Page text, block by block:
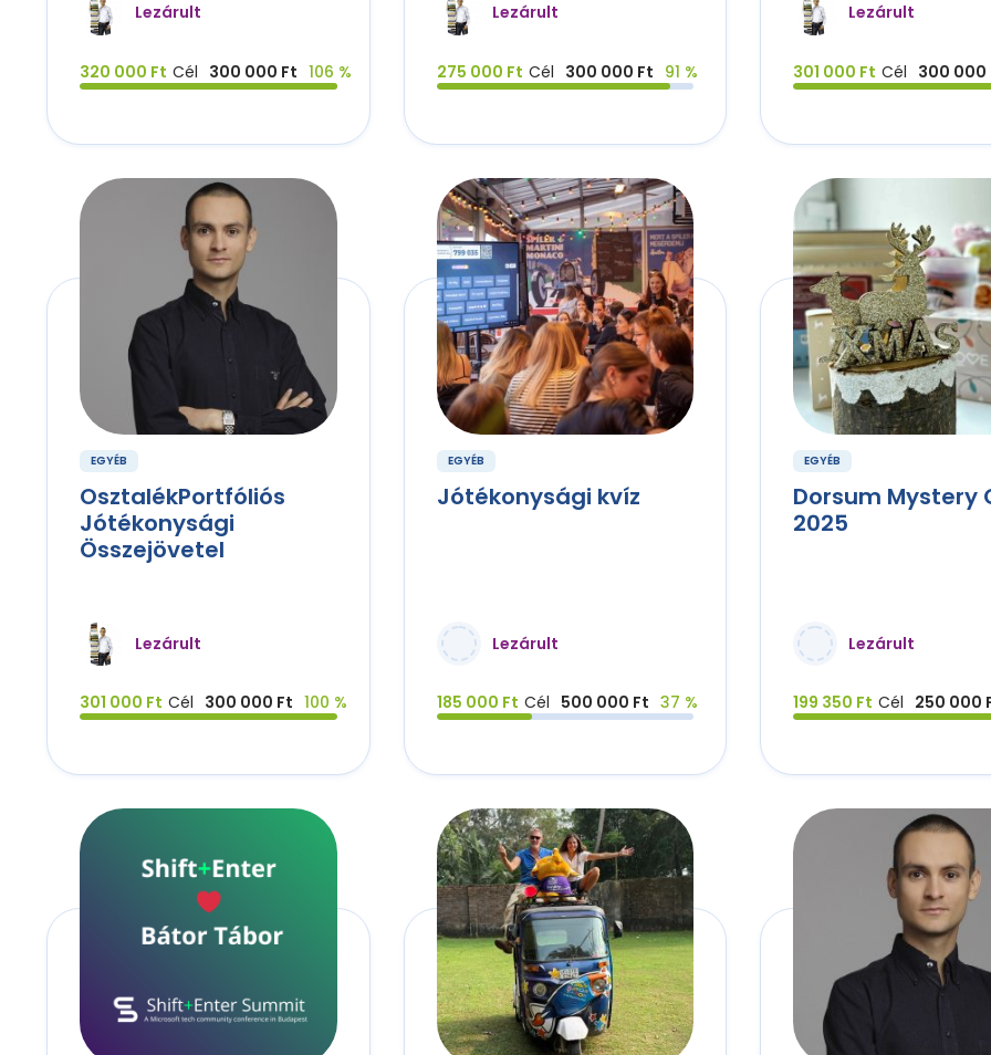
Lezárult
320 000 Ft Cél 300 000 Ft 106 %
Lezárult
275 000 Ft Cél 300 000 Ft 91 %
Lezárult
301 000 Ft Cél 300 000
EGYÉB
OsztalékPortfóliós
Jótékonysági
Összejövetel
Lezárult
301 000 Ft Cél 300 000 Ft 100 %
EGYÉB
Jótékonysági kvíz
Lezárult
185 000 Ft Cél 500 000 Ft 37 %
EGYÉB
Dorsum Mystery
2025
Lezárult
199 350 Ft Cél 250 000